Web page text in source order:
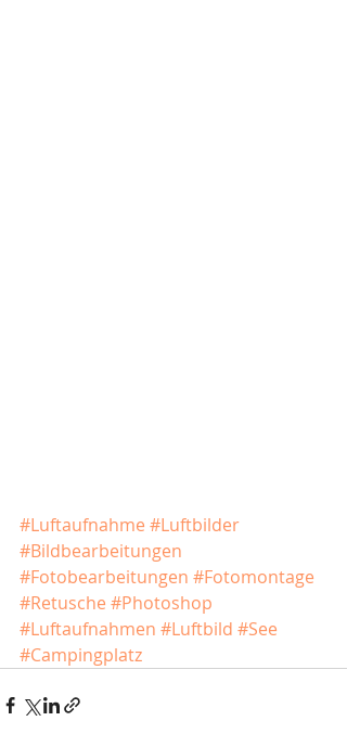
#Luftaufnahme #Luftbilder
#Bildbearbeitungen
#Fotobearbeitungen #Fotomontage
#Retusche #Photoshop
#Luftaufnahmen #Luftbild #See
#Campingplatz